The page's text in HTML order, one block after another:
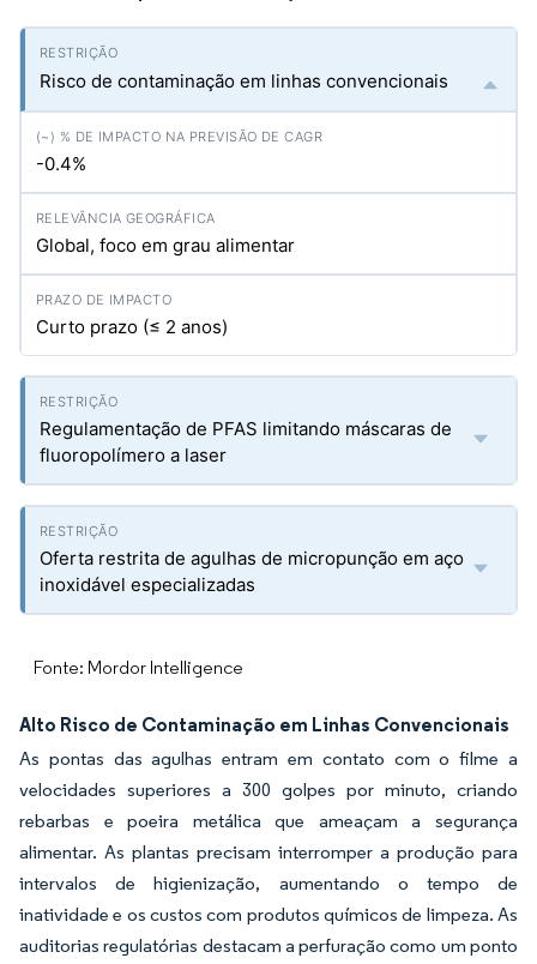
Risco de contaminação em linhas convencionais
-0.4%
Global, foco em grau alimentar
Curto prazo (≤ 2 anos)
Regulamentação de PFAS limitando máscaras de
fluoropolímero a laser
Oferta restrita de agulhas de micropunção em aço
inoxidável especializadas
Fonte: Mordor Intelligence
Alto Risco de Contaminação em Linhas Convencionais
As pontas das agulhas entram em contato com o filme a
velocidades superiores a 300 golpes por minuto, criando
rebarbas e poeira metálica que ameaçam a segurança
alimentar. As plantas precisam interromper a produção para
intervalos de higienização, aumentando o tempo de
inatividade e os custos com produtos químicos de limpeza. As
auditorias regulatórias destacam a perfuração como um ponto